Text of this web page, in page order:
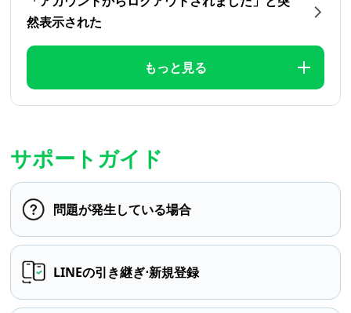
然表示された
もっと見る
サポートガイド
問題が発生している場合
LINEの引き継ぎ⋅新規登録